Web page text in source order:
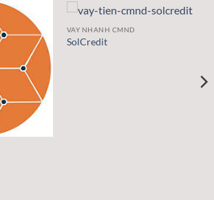
VAY NHANH CMND
SolCredit